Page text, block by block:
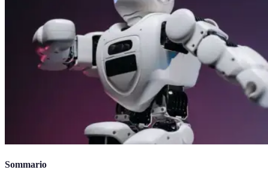
Sommario